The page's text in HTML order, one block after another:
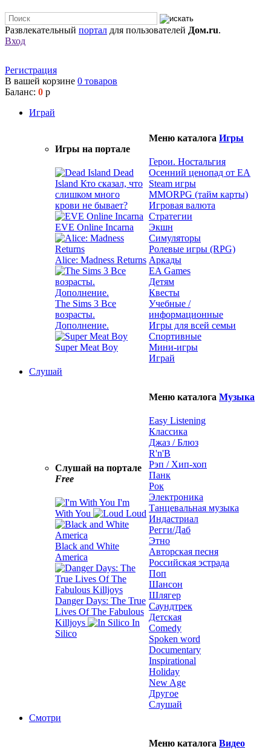
Развлекательный портал для пользователей Дом.ru.
Вход
Регистрация
В вашей корзине 0 товаров
Баланс: 0 р
Играй
Игры на портале
Dead
Island Кто сказал, что
слишком много
крови не бывает?
EVE Online Incarna
Alice: Madness Returns
The Sims 3 Все
возрасты.
Дополнение.
Super Meat Boy
Меню каталога Игры
Герои. Ностальгия
Осенний ценопад от EA
Steam игры
MMORPG (тайм карты)
Игровая валюта
Стратегии
Экшн
Симуляторы
Ролевые игры (RPG)
Аркады
EA Games
Детям
Квесты
Учебные /
информационные
Игры для всей семьи
Спортивные
Мини-игры
Играй
Слушай
Слушай на портале
Free
I'm
With You
Loud
Black and White
America
Danger Days: The True
Lives Of The Fabulous
Killjoys
In
Silico
Меню каталога Музыка
Easy Listening
Классика
Джаз / Блюз
R'n'B
Рэп / Хип-хоп
Панк
Рок
Электроника
Танцевальная музыка
Индастриал
Регги/Даб
Этно
Авторская песня
Российская эстрада
Поп
Шансон
Шлягер
Саундтрек
Детская
Comedy
Spoken word
Documentary
Inspirational
Holiday
New Age
Другое
Слушай
Смотри
Меню каталога Видео